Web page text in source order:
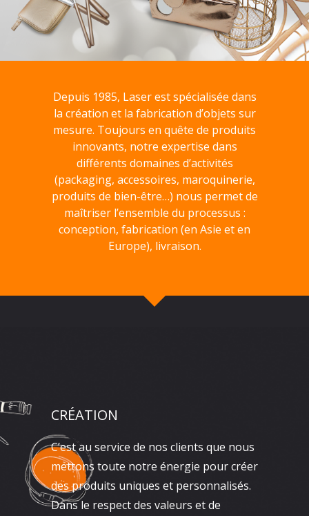
Depuis 1985, Laser est spécialisée dans
la création et la fabrication d’objets sur
mesure. Toujours en quête de produits
innovants, notre expertise dans
différents domaines d’activités
(packaging, accessoires, maroquinerie,
produits de bien-être…) nous permet de
maîtriser l’ensemble du processus :
conception, fabrication (en Asie et en
Europe), livraison.
CRÉATION
C’est au service de nos clients que nous
mettons toute notre énergie pour créer
des produits uniques et personnalisés.
Dans le respect des valeurs et de